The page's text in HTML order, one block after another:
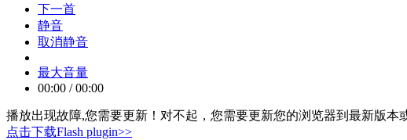
下一首
静音
取消静音
最大音量
00:00 / 00:00
播放出现故障,您需要更新！ 对不起，您需要更新您的浏览器到最新版本
点击下载Flash plugin>>